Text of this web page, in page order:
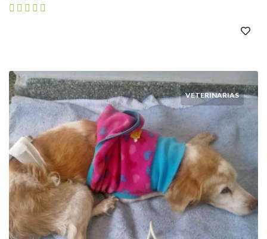
VETERINARIAS